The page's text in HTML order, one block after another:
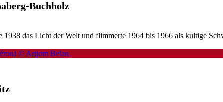
Buchholz
das Licht der Welt und flimmerte 1964 bis 1966 als kultige